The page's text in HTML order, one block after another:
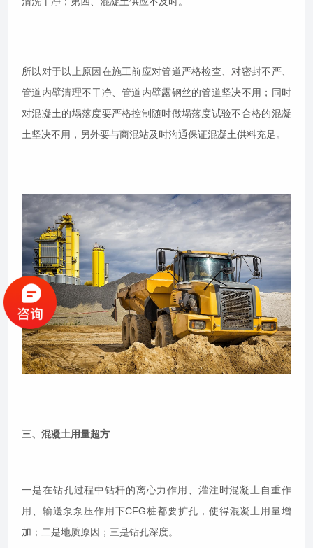
所以对于以上原因在施工前应对管道严格检查、对密封不严、
管道内壁清理不干净、管道内壁露钢丝的管道坚决不用；同时
对混凝土的塌落度要严格控制随时做塌落度试验不合格的混凝
土坚决不用，另外要与商混站及时沟通保证混凝土供料充足。
三、混凝土用量超方
一是在钻孔过程中钻杆的离心力作用、灌注时混凝土自重作
用、输送泵泵压作用下CFG桩都要扩孔，使得混凝土用量增
加；二是地质原因；三是钻孔深度。